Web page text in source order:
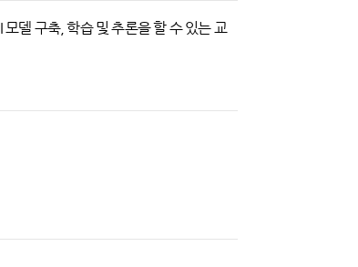
델 구축, 학습 및 추론을 할 수 있는 교